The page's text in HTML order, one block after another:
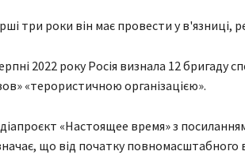
три роки він має провести у в'язниці,
2022 року Росія визнала 12 бригаду
«терористичною організацією».
«Настоящее время» з
що від початку повномасштабного